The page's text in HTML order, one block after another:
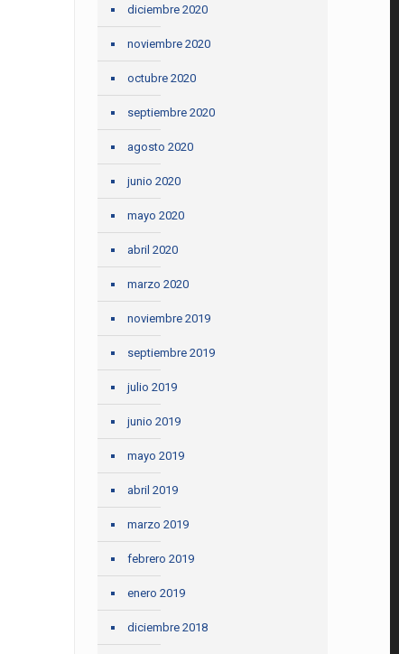
diciembre 2020
noviembre 2020
octubre 2020
septiembre 2020
agosto 2020
junio 2020
mayo 2020
abril 2020
marzo 2020
noviembre 2019
septiembre 2019
julio 2019
junio 2019
mayo 2019
abril 2019
marzo 2019
febrero 2019
enero 2019
diciembre 2018